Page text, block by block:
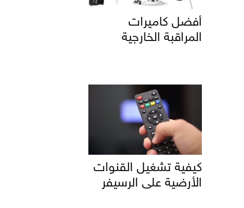
أفضل كاميرات
المراقبة الخارجية
كيفية تشغيل القنوات
الأرضية على الرسيفر